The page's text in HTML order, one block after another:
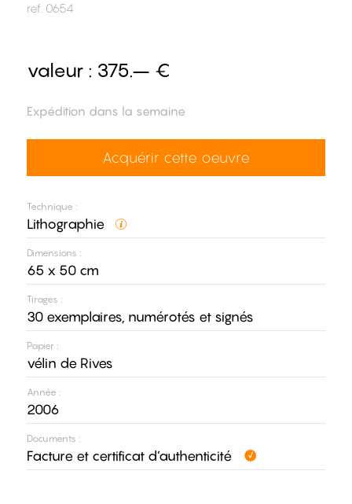
ref. 0654
Technique :
Lithographie
Dimensions :
65 x 50 cm
Tirages :
30 exemplaires, numérotés et signés
Papier :
vélin de Rives
Année :
2006
Documents :
Facture et certificat d’authenticité
valeur : 375.– €
Expédition dans la semaine
Acquérir cette oeuvre